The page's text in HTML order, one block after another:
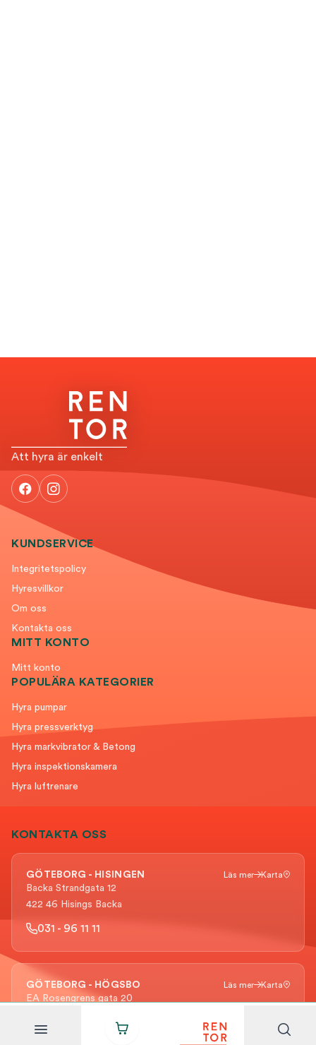
Att hyra är enkelt
KUNDSERVICE
Integritetspolicy
Hyresvillkor
Om oss
Kontakta oss
MITT KONTO
Mitt konto
POPULÄRA KATEGORIER
Hyra pumpar
Hyra pressverktyg
Hyra markvibrator & Betong
Hyra inspektionskamera
Hyra luftrenare
KONTAKTA OSS
GÖTEBORG - HISINGEN Läs mer Karta
Backa Strandgata 12
422 46 Hisings Backa
031 - 96 11 11
GÖTEBORG - HÖGSBO Läs mer Karta
EA Rosengrens gata 20